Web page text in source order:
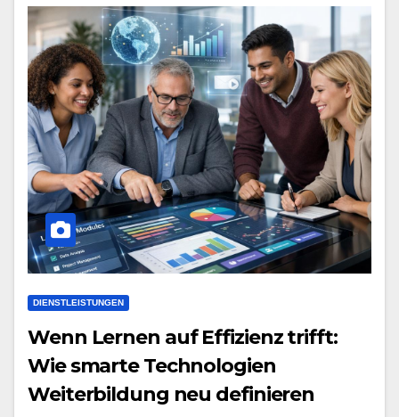
DIENSTLEISTUNGEN
Wenn Lernen auf Effizienz trifft:
Wie smarte Technologien
Weiterbildung neu definieren